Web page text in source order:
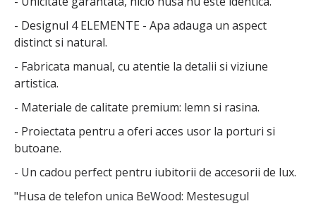
- Designul 4 ELEMENTE - Apa adauga un aspect
distinct si natural.
- Fabricata manual, cu atentie la detalii si viziune
artistica.
- Materiale de calitate premium: lemn si rasina.
- Proiectata pentru a oferi acces usor la porturi si
butoane.
- Un cadou perfect pentru iubitorii de accesorii de lux.
"Husa de telefon unica BeWood: Mestesugul